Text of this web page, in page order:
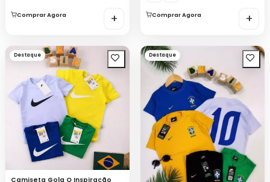
Comprar Agora + Comprar Agora +
Destaque
Camiseta Gola O Inspiração
Destaque